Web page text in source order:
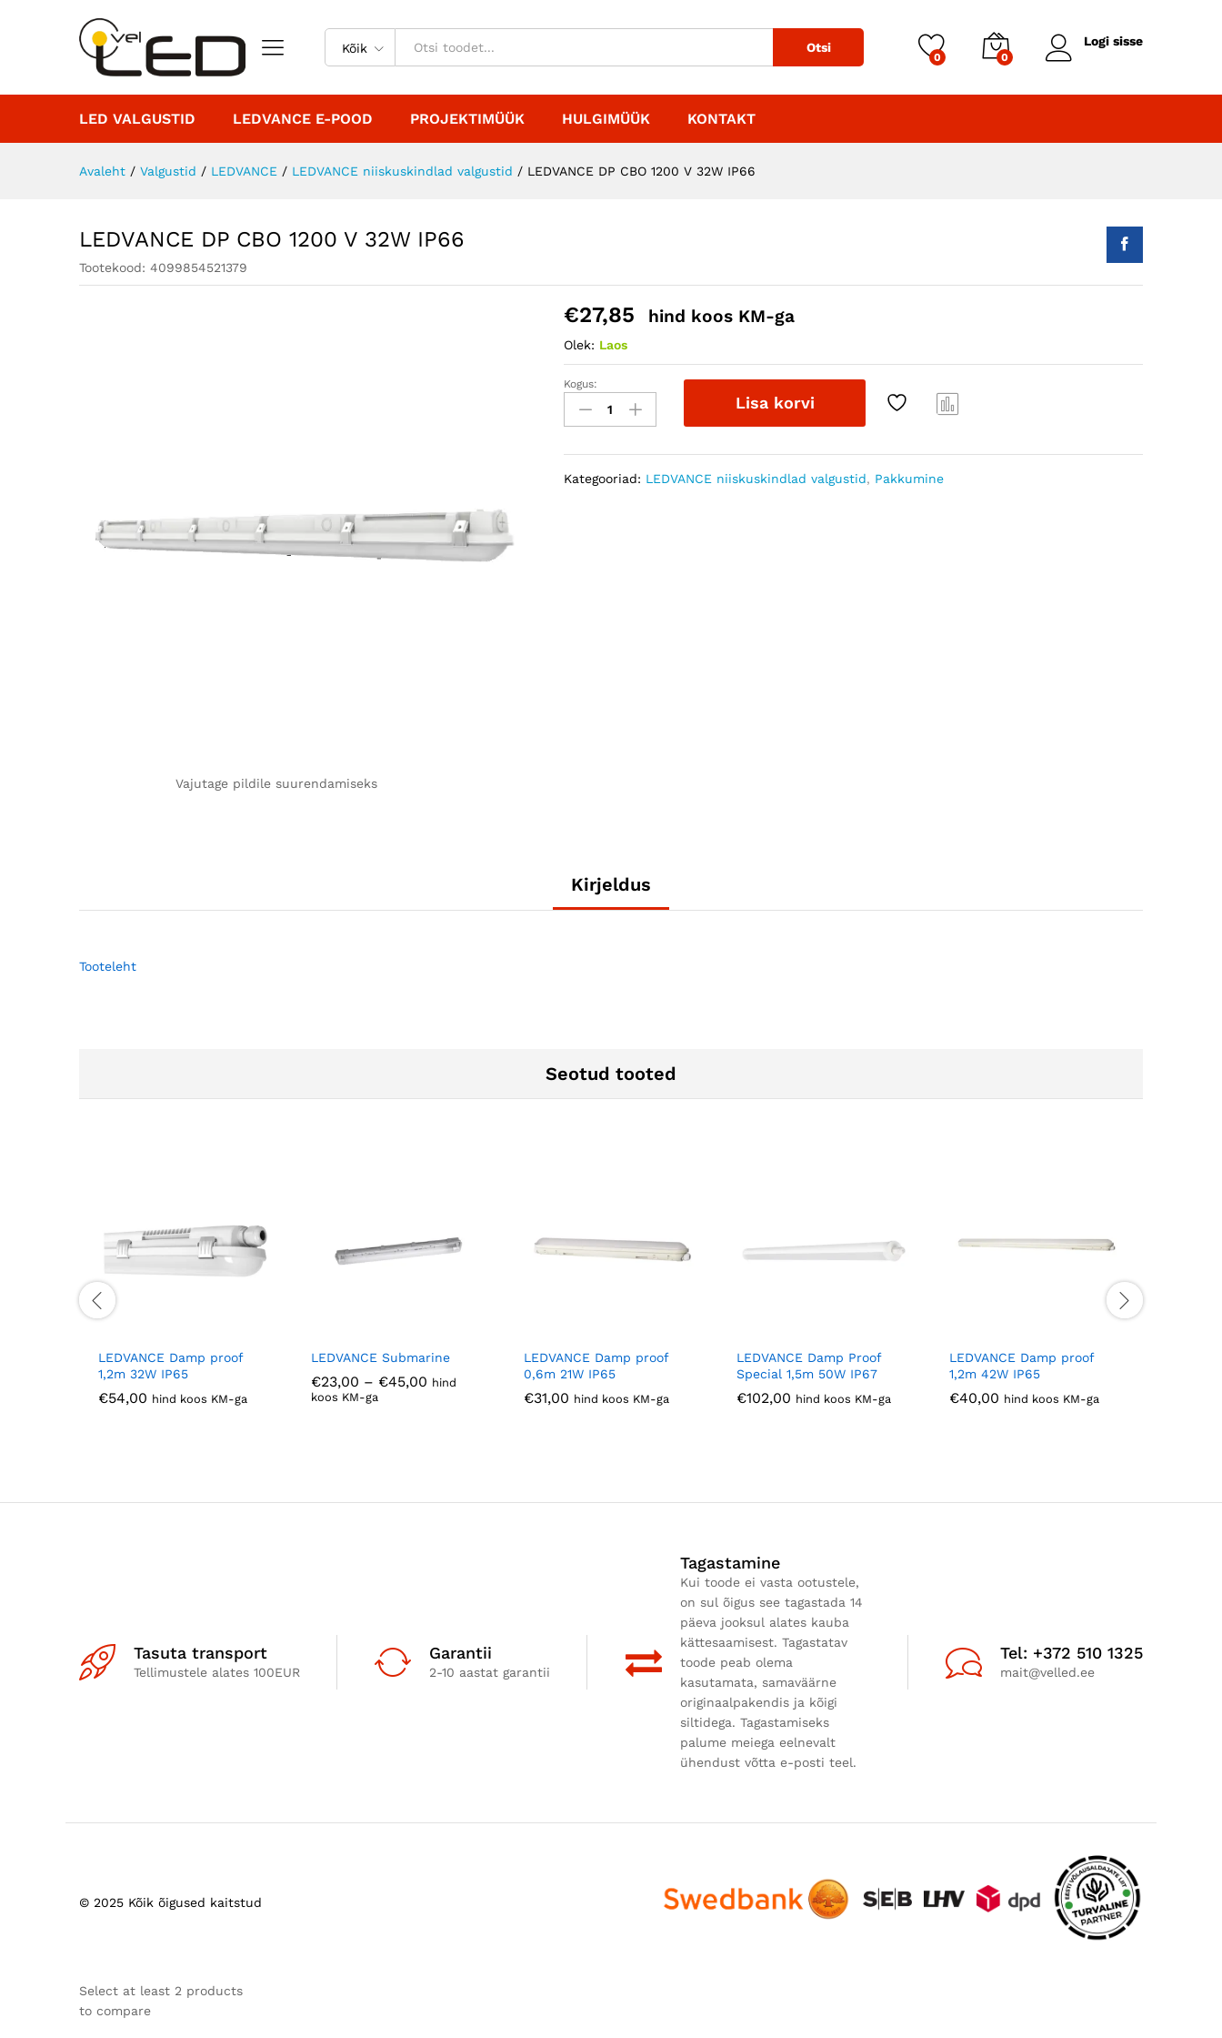
Kõik Otsi
0 0
Logi sisse
LED VALGUSTID LEDVANCE E-POOD PROJEKTIMÜÜK HULGIMÜÜK KONTAKT
Avaleht / Valgustid / LEDVANCE / LEDVANCE niiskuskindlad valgustid / LEDVANCE DP CBO 1200 V 32W IP66
LEDVANCE DP CBO 1200 V 32W IP66
Tootekood: 4099854521379
Vajutage pildile suurendamiseks
€27,85 hind koos KM-ga
Olek: Laos
LEDVANCE
DP
CBO
32W
Kogus:
Lisa korvi
Kategooriad: LEDVANCE niiskuskindlad valgustid, Pakkumine
Kirjeldus
Tooteleht
Seotud tooted
LEDVANCE Damp proof
1,2m 32W IP65
€54,00 hind koos KM-ga
LEDVANCE Submarine
€23,00 – €45,00 Hinnavahemik:
hind
koos KM-ga
LEDVANCE Damp proof
0,6m 21W IP65
€31,00 hind koos KM-ga
LEDVANCE Damp Proof
Special 1,5m 50W IP67
€102,00 hind koos KM-ga
LEDVANCE Damp proof
1,2m 42W IP65
€40,00 hind koos KM-ga
Tasuta transport
Tellimustele alates 100EUR
Garantii
2-10 aastat garantii
Tagastamine
Kui toode ei vasta ootustele,
on sul õigus see tagastada 14
päeva jooksul alates kauba
kättesaamisest. Tagastatav
toode peab olema
kasutamata, samaväärne
originaalpakendis ja kõigi
siltidega. Tagastamiseks
palume meiega eelnevalt
ühendust võtta e-posti teel.
Tel: +372 510 1325
mait@velled.ee
© 2025 Kõik õigused kaitstud
Select at least 2 products
to compare